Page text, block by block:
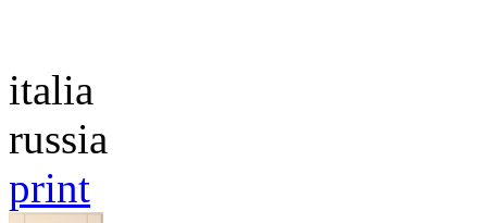
italia
russia
print